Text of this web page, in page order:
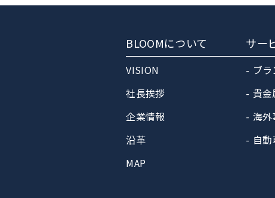
BLOOMについて
VISION
社長挨拶
企業情報
沿革
MAP
サー
ブ
貴金
海
自